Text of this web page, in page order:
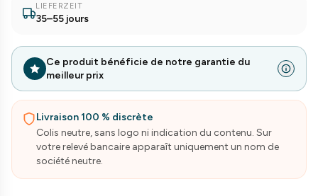
LIEFERZEIT
35–55 jours
Ce produit bénéficie de notre garantie du
meilleur prix
Livraison 100 % discrète
Colis neutre, sans logo ni indication du contenu. Sur
votre relevé bancaire apparaît uniquement un nom de
société neutre.